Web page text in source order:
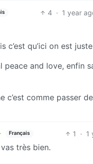
4 · 1 year
c’est qu’ici on est
peace and love, enfin
c’est comme passer
Français 1 · 1
très bien.